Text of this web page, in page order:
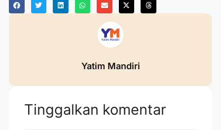
Yatim Mandiri
Tinggalkan komentar